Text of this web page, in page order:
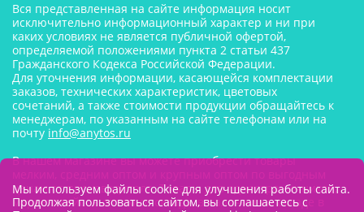
Вся представленная на сайте информация носит
исключительно информационный характер и ни при
каких условиях не является публичной офертой,
определяемой положениями пункта 2 статьи 437
Гражданского Кодекса Российской Федерации.
Для уточнения информации, касающейся комплектации
заказов, технических характеристик, цветовых
сочетаний, а также стоимости продукции обращайтесь к
менеджерам, по указанным на сайте телефонам или на
почту info@anytos.ru
В нашем магазине вы можете приобрести товары
ценам от производителя. Товары для одностраничников,
маркетплейсов оптом со склада, в наличии на складе в
Мы используем файлы cookie для улучшения работы сайта.
Продолжая пользоваться сайтом, вы соглашаетесь с